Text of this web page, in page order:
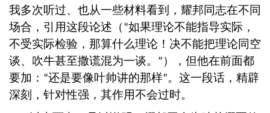
我多次听过、也从一些材料看到，耀邦同志在不同
场合，引用这段论述（ “如果理论不能指导实际，
不受实际检验，那算什么理论！决不能把理论同空
谈、吹牛甚至撒谎混为一谈。
” ），但他在前面都
要加： “还是要像叶帅讲的那样”。这一段话，精辟
深刻，针对性强，其作用不会过时。